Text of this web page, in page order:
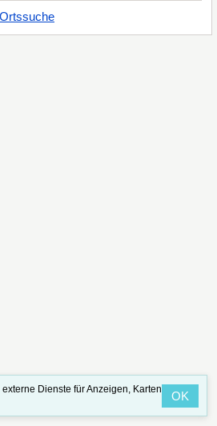
Dienste für Anzeigen, Karten
OK